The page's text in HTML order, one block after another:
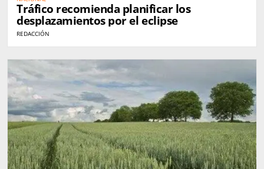
Tráfico recomienda planificar los
desplazamientos por el eclipse
REDACCIÓN